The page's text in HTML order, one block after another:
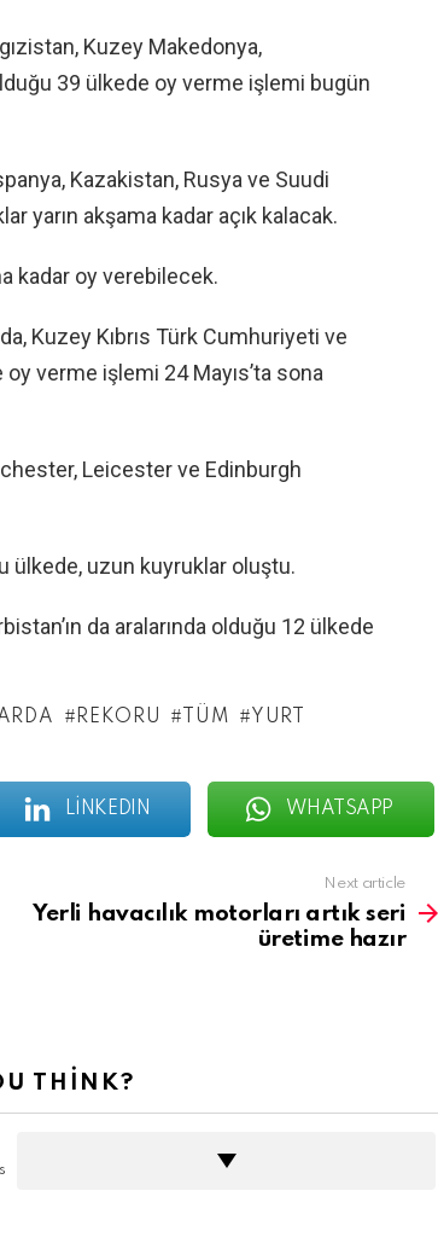
Kuzey Makedonya,
39 ülkede oy verme işlemi bugün
Kazakistan, Rusya ve Suudi
yarın akşama kadar açık kalacak.
kadar oy verebilecek.
Kuzey Kıbrıs Türk Cumhuriyeti ve
oy verme işlemi 24 Mayıs’ta sona
Leicester ve Edinburgh
ülkede, uzun kuyruklar oluştu.
da aralarında olduğu 12 ülkede
REKORU TÜM
YURT
LINKEDIN WHATSAPP
Next article
Yerli havacılık motorları artık seri
üretime hazır
THINK?